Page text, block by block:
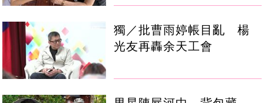
獨／批曹雨婷帳目亂 楊
光友再轟余天工會